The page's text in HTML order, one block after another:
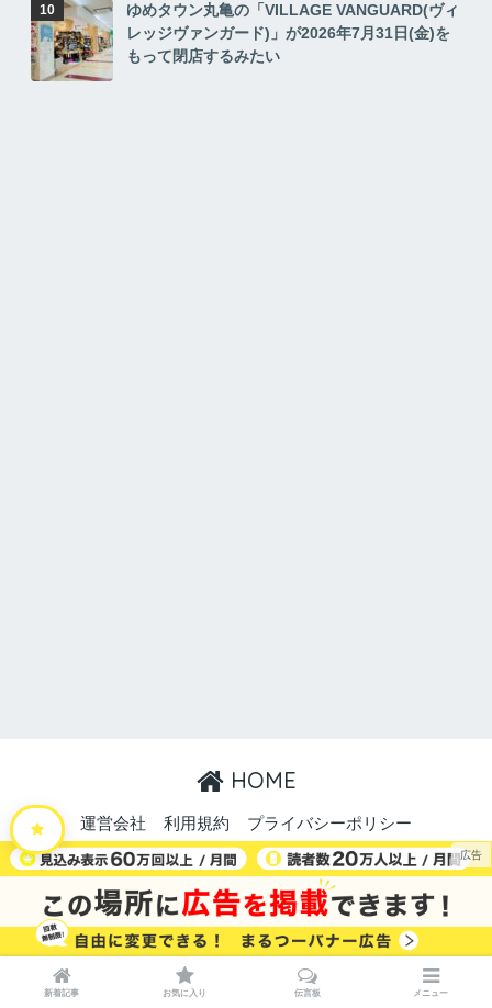
ゆめタウン丸亀の「VILLAGE VANGUARD(ヴィ
レッジヴァンガード)」が2026年7月31日(金)を
もって閉店するみたい
HOME
運営会社 利用規約
プライバシーポリシー
特定商取引法に関する表記
お問い合わせ 広告掲載
© 2026 まるごと・中讃つーしん。 All rights reserved.
新着記事 お気に入り 伝言板 メニュー